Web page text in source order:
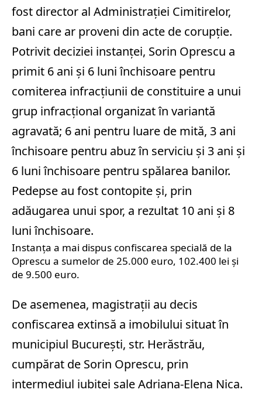
fost director al Administraţiei Cimitirelor,
bani care ar proveni din acte de corupţie.
Potrivit deciziei instanţei, Sorin Oprescu a
primit 6 ani şi 6 luni închisoare pentru
comiterea infracţiunii de constituire a unui
grup infracţional organizat în variantă
agravată; 6 ani pentru luare de mită, 3 ani
închisoare pentru abuz în serviciu şi 3 ani şi
6 luni închisoare pentru spălarea banilor.
Pedepse au fost contopite şi, prin
adăugarea unui spor, a rezultat 10 ani şi 8
luni închisoare.
Instanţa a mai dispus confiscarea specială de la
Oprescu a sumelor de 25.000 euro, 102.400 lei şi
de 9.500 euro.
De asemenea, magistraţii au decis
confiscarea extinsă a imobilului situat în
municipiul Bucureşti, str. Herăstrău,
cumpărat de Sorin Oprescu, prin
intermediul iubitei sale Adriana-Elena Nica.